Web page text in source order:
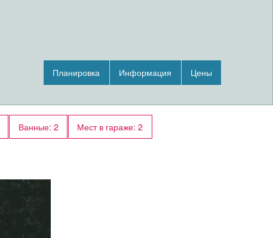
Планировка Информация Цены
Ванные: 2 Мест в гараже: 2